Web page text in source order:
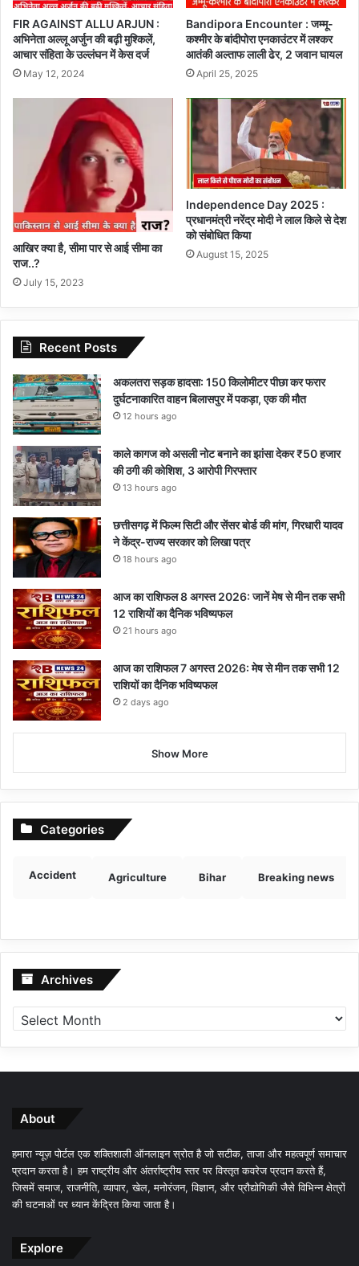
FIR AGAINST ALLU ARJUN :
अभिनेता अल्लू अर्जुन की बढ़ी मुश्किलें,
आचार संहिता के उल्लंघन में केस दर्ज
May 12, 2024
Bandipora Encounter : जम्मू-
कश्मीर के बांदीपोरा एनकाउंटर में लश्कर
आतंकी अल्ताफ लाली ढेर, 2 जवान घायल
April 25, 2025
आखिर क्या है, सीमा पार से आई सीमा का
राज..?
July 15, 2023
Independence Day 2025 :
प्रधानमंत्री नरेंद्र मोदी ने लाल किले से देश
को संबोधित किया
August 15, 2025
Recent Posts
अकलतरा सड़क हादसा: 150 किलोमीटर पीछा कर फरार
दुर्घटनाकारित वाहन बिलासपुर में पकड़ा, एक की मौत
12 hours ago
काले कागज को असली नोट बनाने का झांसा देकर ₹50 हजार
की ठगी की कोशिश, 3 आरोपी गिरफ्तार
13 hours ago
छत्तीसगढ़ में फिल्म सिटी और सेंसर बोर्ड की मांग, गिरधारी यादव
ने केंद्र-राज्य सरकार को लिखा पत्र
18 hours ago
आज का राशिफल 8 अगस्त 2026: जानें मेष से मीन तक सभी
12 राशियों का दैनिक भविष्यफल
21 hours ago
आज का राशिफल 7 अगस्त 2026: मेष से मीन तक सभी 12
राशियों का दैनिक भविष्यफल
2 days ago
Show More
Categories
Accident Agriculture Bihar Breaking news
Archives Archives
About
हमारा न्यूज़ पोर्टल एक शक्तिशाली ऑनलाइन स्रोत है जो सटीक, ताजा और महत्वपूर्ण समाचार
प्रदान करता है। हम राष्ट्रीय और अंतर्राष्ट्रीय स्तर पर विस्तृत कवरेज प्रदान करते हैं,
जिसमें समाज, राजनीति, व्यापार, खेल, मनोरंजन, विज्ञान, और प्रौद्योगिकी जैसे विभिन्न क्षेत्रों
की घटनाओं पर ध्यान केंद्रित किया जाता है।
Explore